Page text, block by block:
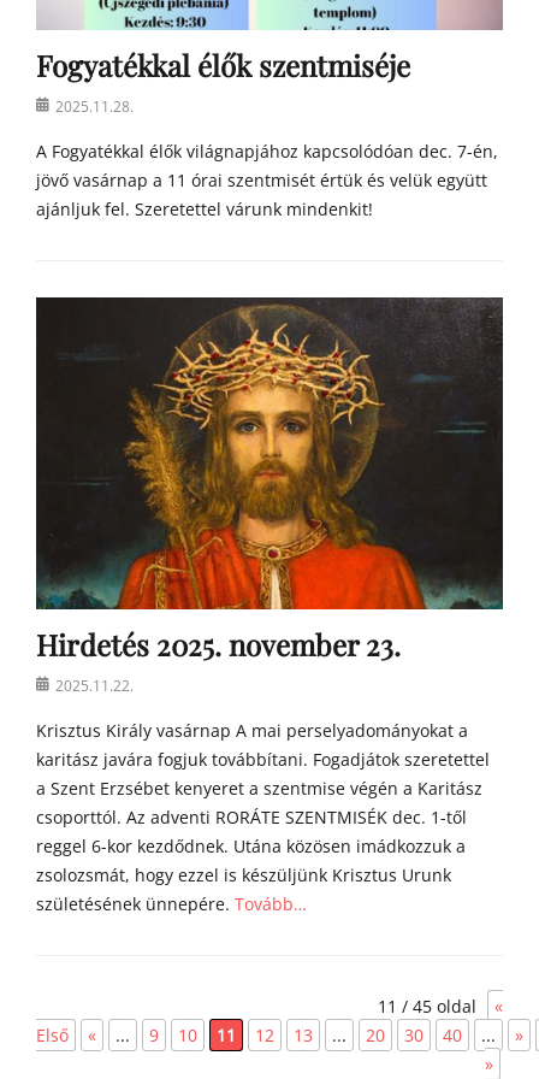
Fogyatékkal élők szentmiséje
Posted2025.11.28.
A Fogyatékkal élők világnapjához kapcsolódóan dec. 7-én,
jövő vasárnap a 11 órai szentmisét értük és velük együtt
ajánljuk fel. Szeretettel várunk mindenkit!
Hirdetés 2025. november 23.
Posted2025.11.22.
Krisztus Király vasárnap A mai perselyadományokat a
karitász javára fogjuk továbbítani. Fogadjátok szeretettel
a Szent Erzsébet kenyeret a szentmise végén a Karitász
csoporttól. Az adventi RORÁTE SZENTMISÉK dec. 1-től
reggel 6-kor kezdődnek. Utána közösen imádkozzuk a
zsolozsmát, hogy ezzel is készüljünk Krisztus Urunk
születésének ünnepére. Tovább…
r
e
11 / 45 oldal
«
Első
« ... 9 10 11 12 13 ... 20 30 40 ...
»
»